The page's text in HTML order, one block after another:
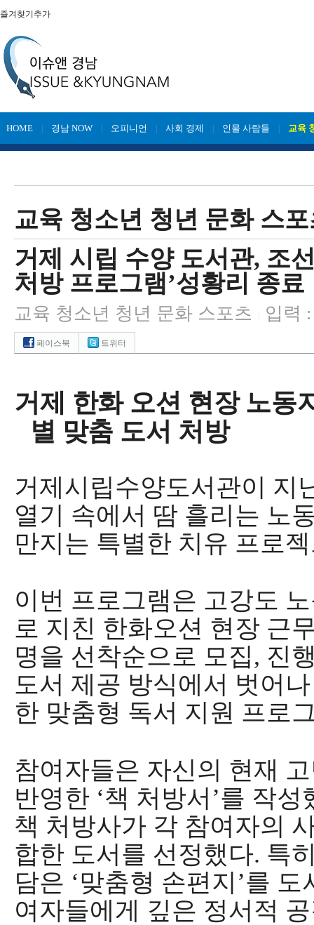
즐겨찾기추가
HOME 경남 NOW 오피니언 사회 경제 인물 사람들 교육
교육 청소년 청년 문화 스
거제 시립 수양 도서관, 조
처방 프로그램’성황리 종료
교육 청소년 청년 문화 스포츠 입력
페이스북 트위터
거제 한화 오션 현장 노동
별 맞춤 도서 처방
거제시립수양도서관이 지
열기 속에서 땀 흘리는 노
만지는 특별한 치유 프로
이번 프로그램은 고강도
로 지친 한화오션 현장 근
명을 선착순으로 모집, 진
도서 제공 방식에서 벗어
한 맞춤형 독서 지원 프로
참여자들은 자신의 현재
반영한 ‘책 처방서 ’를 작성
책 처방사가 각 참여자의
합한 도서를 선정했다. 특
담은 ‘맞춤형 손편지 ’를 도
여자들에게 깊은 정서적